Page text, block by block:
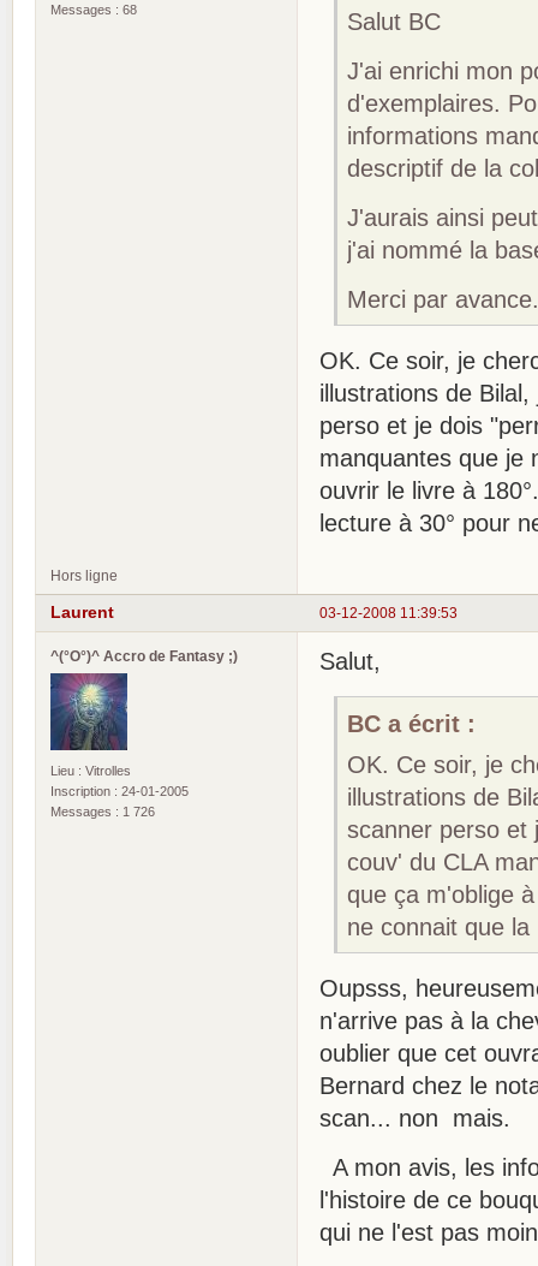
Messages : 68
Salut BC
J'ai enrichi mon
d'exemplaires.
informations
descriptif de la
J'aurais ainsi
j'ai nommé la
Merci par
OK. Ce soir, je
illustrations de
perso et je dois
manquantes que je
ouvrir le livre à
lecture à 30° pour
Hors ligne
03-12-2008 11:39:53
Laurent
^(°O°)^ Accro de Fantasy ;)
Lieu : Vitrolles
Inscription : 24-01-2005
Messages : 1 726
Salut,
BC a écrit :
OK. Ce soir, je
illustrations de
scanner perso et
couv' du CLA
que ça m'oblige
ne connait que
Oupsss,
n'arrive pas à la
oublier que cet
Bernard chez le
scan... non mais.
A mon avis, les
l'histoire de ce
qui ne l'est pas